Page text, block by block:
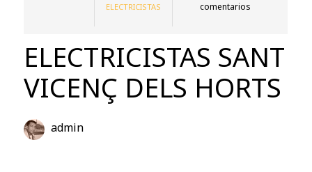
ELECTRICISTAS
comentarios
ELECTRICISTAS SANT
VICENÇ DELS HORTS
admin